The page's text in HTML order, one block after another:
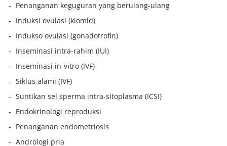
Penanganan keguguran yang berulang-ulang
Induksi ovulasi (klomid)
Indukso ovulasi (gonadotrofin)
Inseminasi intra-rahim (IUI)
Inseminasi in-vitro (IVF)
Siklus alami (IVF)
Suntikan sel sperma intra-sitoplasma (ICSI)
Endokrinologi reproduksi
Penanganan endometriosis
Andrologi pria